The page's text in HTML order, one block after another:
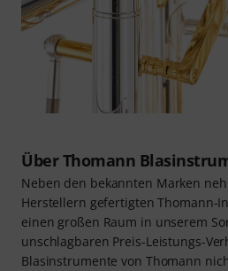
Über Thomann
Neben den bekannten Marken
Herstellern gefertigten Thomann-
einen großen Raum in unserem
unschlagbaren Preis-Leistungs-
Blasinstrumente von Thomann